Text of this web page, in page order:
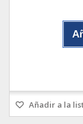
Añadir a la